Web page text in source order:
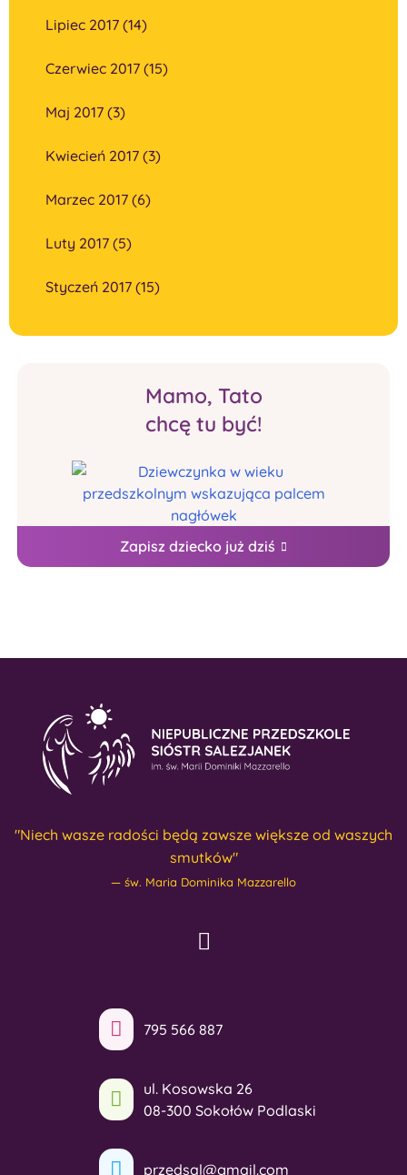
Lipiec 2017 (14)
Czerwiec 2017 (15)
Maj 2017 (3)
Kwiecień 2017 (3)
Marzec 2017 (6)
Luty 2017 (5)
Styczeń 2017 (15)
Mamo, Tato
chcę tu być!
Zapisz dziecko już dziś
"Niech wasze radości będą zawsze większe od waszych
smutków"
św. Maria Dominika Mazzarello
795 566 887
ul. Kosowska 26
08-300 Sokołów Podlaski
przedsal@gmail.com